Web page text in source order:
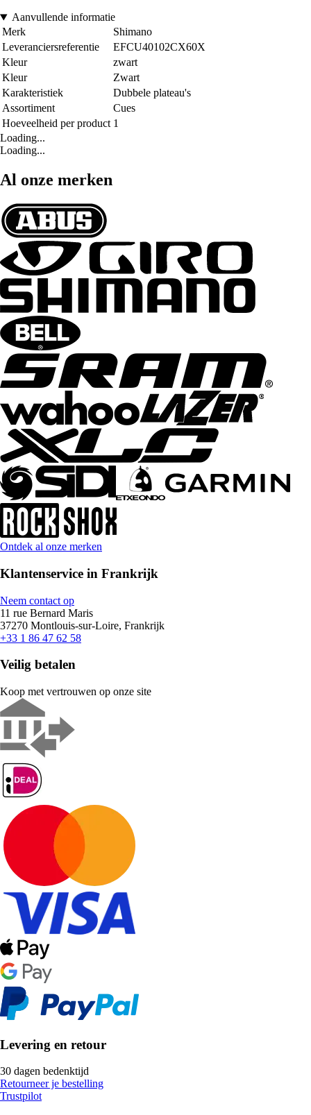
Aanvullende informatie
Merk
Shimano
Leveranciersreferentie
EFCU40102CX60X
Kleur
zwart
Kleur
Zwart
Karakteristiek
Dubbele plateau's
Assortiment
Cues
Hoeveelheid per product 1
Loading...
Loading...
Al onze merken
Ontdek al onze merken
Klantenservice in Frankrijk
Neem contact op
11 rue Bernard Maris
37270 Montlouis-sur-Loire, Frankrijk
+33 1 86 47 62 58
Veilig betalen
Koop met vertrouwen op onze site
Levering en retour
30 dagen bedenktijd
Retourneer je bestelling
Trustpilot